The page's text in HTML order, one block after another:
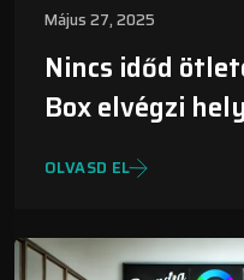
Május 27, 2025
Nincs időd
Box elvégzi
OLVASD EL